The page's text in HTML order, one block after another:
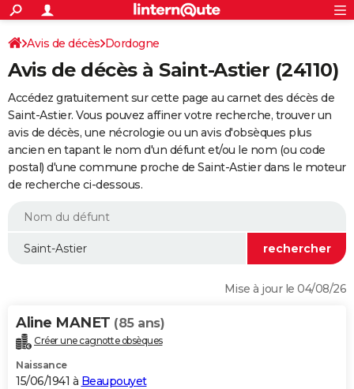
ACTUALITÉS
Politique
Société
Faits Divers
Education
Monde
Villes
+
SPORT
Coupe du monde 2026
Football
Tennis
Cyclisme
Rugby
Forum
Programme TV
TNT
Streaming
Cinéma
Sorties cinéma
Musique
+
FINANCE
Retraite
Impôts
Epargne
Immobilier
Risques naturels par ville
Banque
Assurance
Crédit
AUTO
Essais
Réserver un essai
Citadines
Berlines
SUV
Forum auto
+
HIGH-TECH
BRICOLAGE
WEEK-END
Alimentation
Guide de la santé
Maladies
Médicaments
Sommeil
VOYAGE
Destinations
City break
Voyage nature
Voyage de noces
Forum
Climat
+PHOTO
Avis de décès Dordogne
Avis de décès à Saint-Astier (24110)
Accédez gratuitement sur cette page au carnet des décès de
Saint-Astier. Vous pouvez affiner votre recherche, trouver un
avis de décès, une nécrologie ou un avis d'obsèques plus
ancien en tapant le nom d'un défunt et/ou le nom (ou code
postal) d'une commune proche de Saint-Astier dans le moteur
de recherche ci-dessous.
Mise à jour le 04/08/26
Aline MANET (85 ans)
Créer une cagnotte obsèques
Naissance
15/06/1941 à Beaupouyet